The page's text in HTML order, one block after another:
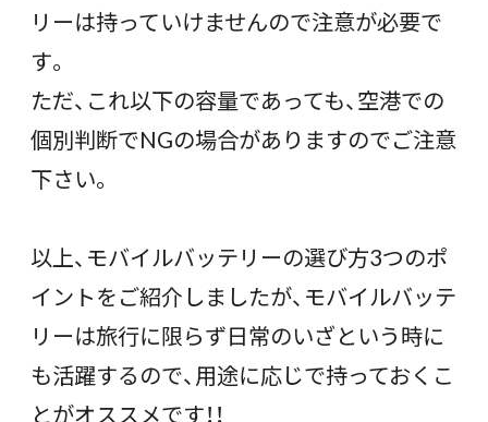
リーは持っていけませんので注意が必要で
す。
ただ、これ以下の容量であっても、空港での
個別判断でNGの場合がありますのでご注意
下さい。
以上、モバイルバッテリーの選び方3つのポ
イントをご紹介しましたが、モバイルバッテ
リーは旅行に限らず日常のいざという時に
も活躍するので、用途に応じで持っておくこ
とがオススメです！！